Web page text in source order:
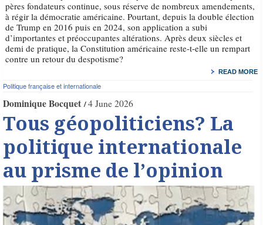
pères fondateurs continue, sous réserve de nombreux amendements,
à régir la démocratie américaine. Pourtant, depuis la double élection
de Trump en 2016 puis en 2024, son application a subi
d’importantes et préoccupantes altérations. Après deux siècles et
demi de pratique, la Constitution américaine reste-t-elle un rempart
contre un retour du despotisme?
READ MORE
Politique française et internationale
Dominique Bocquet 4 June 2026
Tous géopoliticiens? La
politique internationale
au prisme de l’opinion